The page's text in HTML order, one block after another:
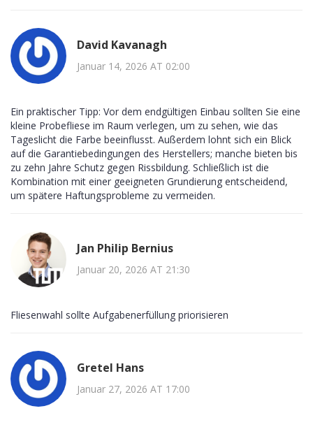
David Kavanagh
Januar 14, 2026 AT 02:00
Ein praktischer Tipp: Vor dem endgültigen Einbau sollten Sie eine
kleine Probefliese im Raum verlegen, um zu sehen, wie das
Tageslicht die Farbe beeinflusst. Außerdem lohnt sich ein Blick
auf die Garantiebedingungen des Herstellers; manche bieten bis
zu zehn Jahre Schutz gegen Rissbildung. Schließlich ist die
Kombination mit einer geeigneten Grundierung entscheidend,
um spätere Haftungsprobleme zu vermeiden.
Jan Philip Bernius
Januar 20, 2026 AT 21:30
Fliesenwahl sollte Aufgabenerfüllung priorisieren
Gretel Hans
Januar 27, 2026 AT 17:00